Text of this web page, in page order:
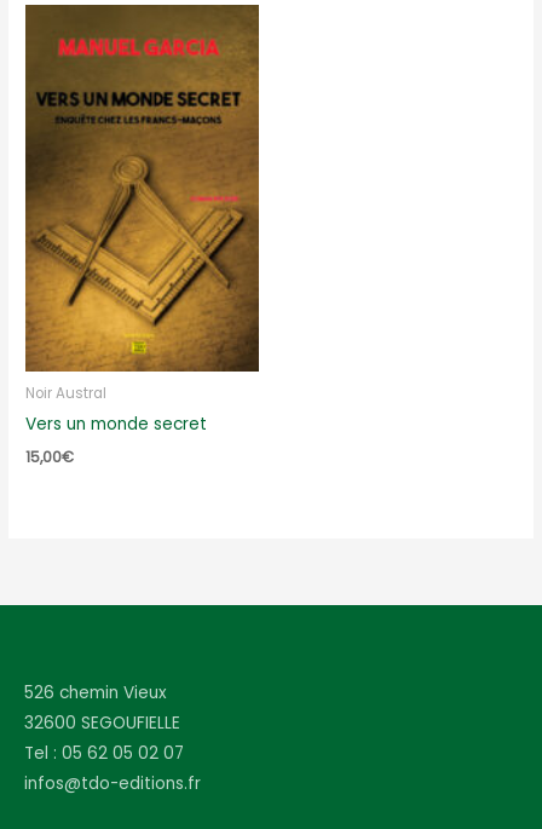
Noir Austral
Vers un monde secret
15,00€
526 chemin Vieux
32600 SEGOUFIELLE
Tel : 05 62 05 02 07
infos@tdo-editions.fr